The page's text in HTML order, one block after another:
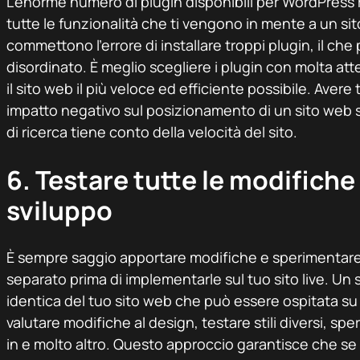
tutte le funzionalità che ti vengono in mente a un
commettono l’errore di installare troppi plugin, il
disordinato. È meglio scegliere i plugin con molta
il sito web il più veloce ed efficiente possibile.
impatto negativo sul posizionamento di un sito
di ricerca tiene conto della velocità del sito.
6. Testare tutte le
sviluppo
È sempre saggio apportare modifiche e
separato prima di implementarle sul tuo sito live. Un
identica del tuo sito web che può essere ospitata
valutare modifiche al design, testare stili diversi,
in e molto altro. Questo approccio garantisce che